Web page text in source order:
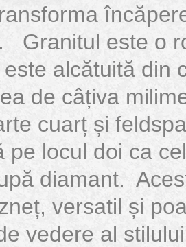
Granitul este o
alcătuită din
de câțiva
cuarț și
pe locul doi ca
diamant.
versatil și
vedere al